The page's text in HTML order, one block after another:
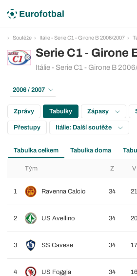
Soutěže Itálie - Serie C1 - Girone B 2006/2007
Serie C1 - Girone
Itálie - Serie C1 - Girone B
2006 / 2007
Zprávy Tabulky Zápasy
Přestupy Itálie: Další soutěže
Tabulka celkem Tabulka doma
Tým Z V
1 Ravenna Calcio 34 21
2 US Avellino 34 20
3 SS Cavese 34 17
4 US Foggia 34 16